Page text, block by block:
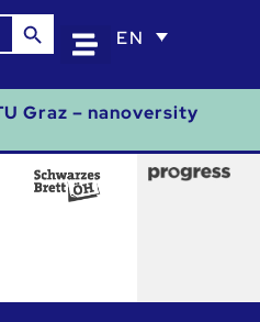
Search Button
EN
Graz – nanoversity